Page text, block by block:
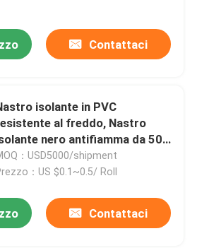
Contattaci
isolante in PVC
al freddo, Nastro
nero antifiamma da 50
：USD5000/shipment
：US $0.1~0.5/ Roll
Contattaci